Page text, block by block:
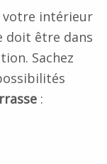
votre intérieur
doit être dans
Sachez
: